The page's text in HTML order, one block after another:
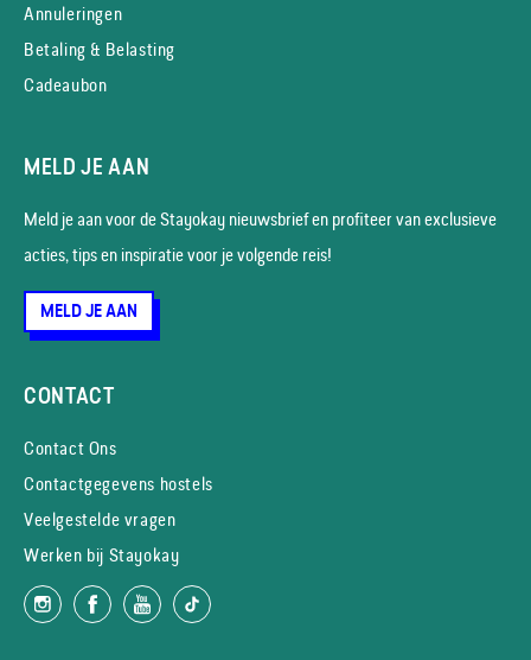
Annuleringen
Betaling & Belasting
Cadeaubon
MELD JE AAN
Meld je aan voor de Stayokay nieuws­brief en profiteer van exclusieve
acties, tips en inspiratie voor je volgende reis!
MELD JE AAN
CONTACT
Contact Ons
Contactgegevens hostels
Veelgestelde vragen
Werken bij Stayokay